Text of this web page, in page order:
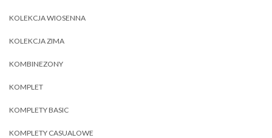
KOLEKCJA WIOSENNA
KOLEKCJA ZIMA
KOMBINEZONY
KOMPLET
KOMPLETY BASIC
KOMPLETY CASUALOWE